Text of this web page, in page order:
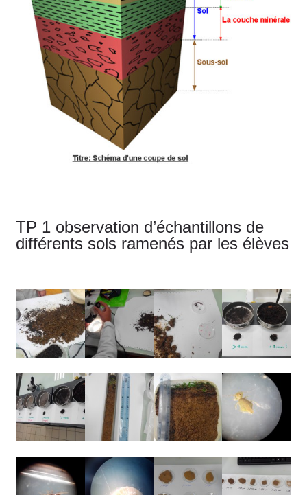
TP 1 observation d’échantillons de
différents sols ramenés par les élèves